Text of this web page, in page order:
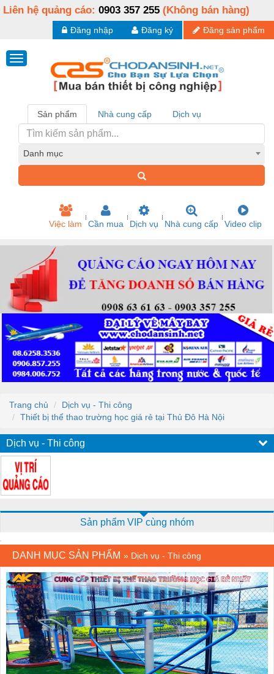
Liên hệ quảng cáo: 0903 357 255 (Không bán hàng)
Đăng sản phẩm
Đăng ký
Đăng nhập
Sản phẩm Nhà cung cấp Dịch vụ
Danh mục
Việc làm Cần mua Dịch vụ Nhà cung cấp Video clip
Trang chủ
Dịch vụ - Thi công
Thiết bị thể thao trường học giá rẻ tại Thủ Đô Hà Nội
Dịch vụ - Thi công
Sản phẩm VIP cùng nhóm
DANH MỤC SẢN PHẨM » Dịch vụ - Thi công